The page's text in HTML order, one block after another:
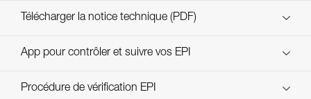
Télécharger la notice technique (PDF)
Technical Notice
App pour contrôler et suivre vos EPI
découvrez ePPEcentre
Procédure de vérification EPI